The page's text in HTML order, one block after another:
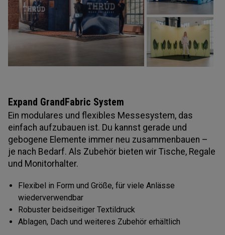
Expand GrandFabric System
Ein modulares und flexibles Messesystem, das
einfach aufzubauen ist. Du kannst gerade und
gebogene Elemente immer neu zusammenbauen –
je nach Bedarf. Als Zubehör bieten wir Tische, Regale
und Monitorhalter.
Flexibel in Form und Größe, für viele Anlässe
wiederverwendbar
Robuster beidseitiger Textildruck
Ablagen, Dach und weiteres Zubehör erhältlich